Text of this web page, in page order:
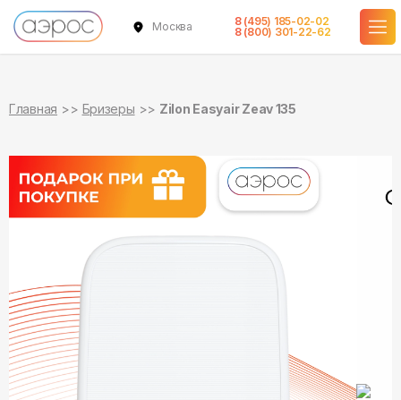
Москва
8 (495) 185-02-02
8 (800) 301-22-62
Главная Бризеры Zilon Easyair Zeav 135
в наличии